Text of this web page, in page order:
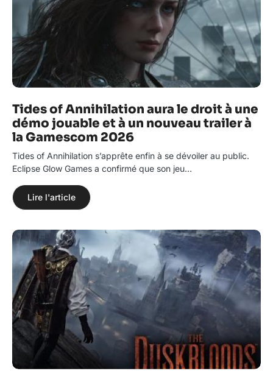
Tides of Annihilation aura le droit à une
démo jouable et à un nouveau trailer à
la Gamescom 2026
Tides of Annihilation s’apprête enfin à se dévoiler au public.
Eclipse Glow Games a confirmé que son jeu…
Lire l'article